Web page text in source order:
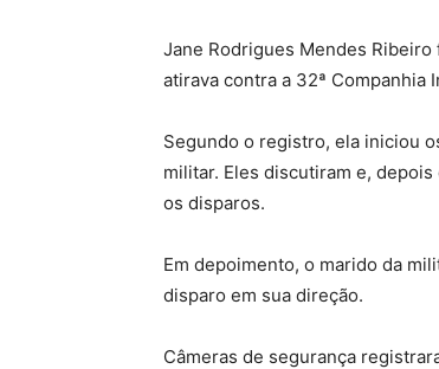
Jane Rodrigues Mendes
atirava contra a 32ª Companhia
Segundo o registro, ela iniciou
militar. Eles discutiram e,
os disparos.
Em depoimento, o marido da
disparo em sua direção.
Câmeras de segurança